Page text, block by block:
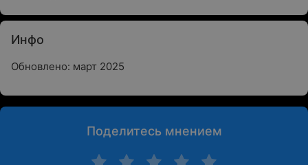
Инфо
Обновлено: март 2025
Поделитесь мнением